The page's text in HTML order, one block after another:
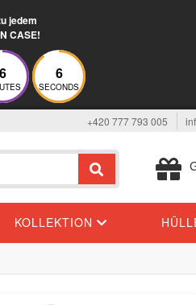
jedem
CASE!
6 5
SECONDS
+420 777 793 005
KOLLEKTION